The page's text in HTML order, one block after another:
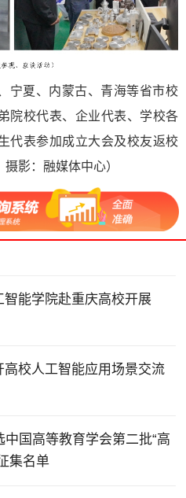
宁夏、内蒙古、青海等省市校
院校代表、企业代表、学校各
代表参加成立大会及校友返校
影：融媒体中心）
能学院赴重庆高校开展
校人工智能应用场景交流
国高等教育学会第二批“高
集名单